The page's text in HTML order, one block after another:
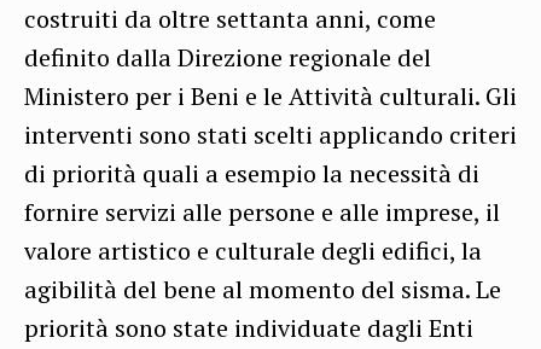
costruiti da oltre settanta anni, come
definito dalla Direzione regionale del
Ministero per i Beni e le Attività culturali. Gli
interventi sono stati scelti applicando criteri
di priorità quali a esempio la necessità di
fornire servizi alle persone e alle imprese, il
valore artistico e culturale degli edifici, la
agibilità del bene al momento del sisma. Le
priorità sono state individuate dagli Enti